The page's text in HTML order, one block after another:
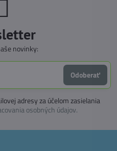
novinky:
Odoberať
adresy za účelom zasielania
osobných údajov.